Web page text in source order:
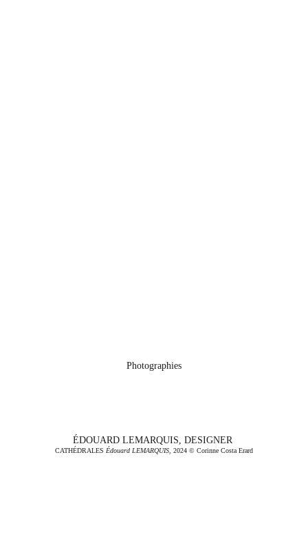
Photographies
CATHÉDRALES Édouard LEMARQUIS , 2024 © Corinne Costa Erard
ÉDOUARD LEMARQUIS, DESIGNER